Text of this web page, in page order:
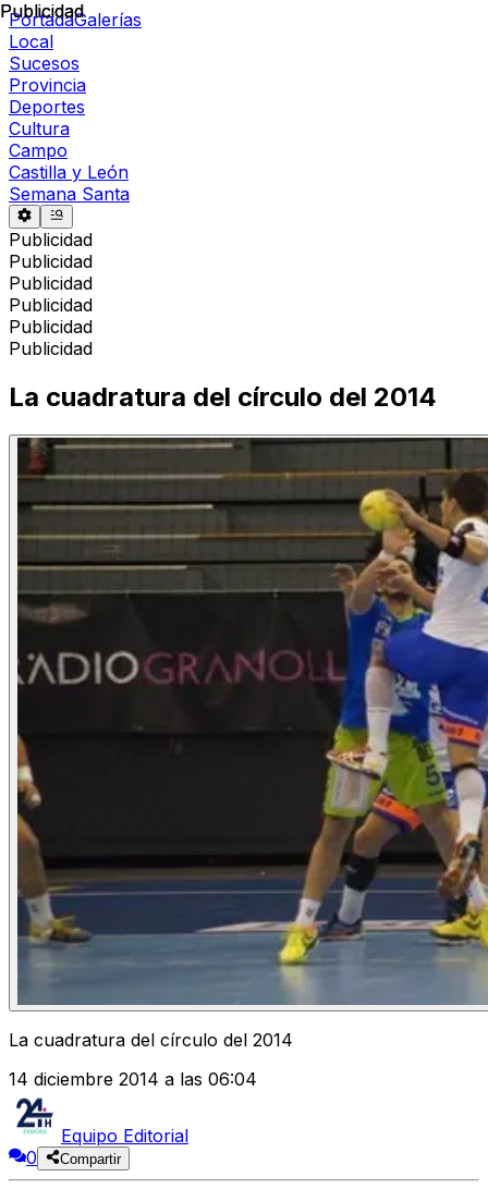
PortadaGalerías
Local
Sucesos
Provincia
Deportes
Cultura
Campo
Castilla y León
Semana Santa
Publicidad
Publicidad
Publicidad
Publicidad
Publicidad
Publicidad
Publicidad
La cuadratura del círculo del 2014
La cuadratura del círculo del 2014
14 diciembre 2014 a las 06:04
Equipo Editorial
0
Compartir
Publicidad